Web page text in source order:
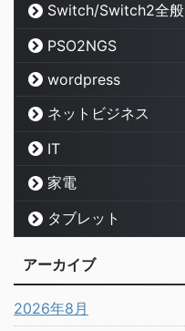
Switch/Switch2全般
PSO2NGS
wordpress
ネットビジネス
IT
家電
タブレット
アーカイブ
2026年8月